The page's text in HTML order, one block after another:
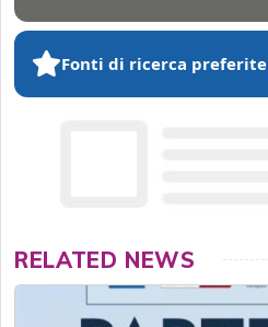
Fonti di ricerca preferite
RELATED NEWS